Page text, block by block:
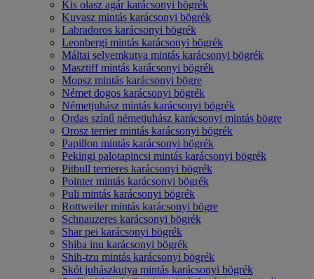
Kis olasz agár karácsonyi bögrék
Kuvasz mintás karácsonyi bögrék
Labradoros karácsonyi bögrék
Leonbergi mintás karácsonyi bögrék
Máltai selyemkutya mintás karácsonyi bögrék
Masztiff mintás karácsonyi bögrék
Mopsz mintás karácsonyi bögre
Német dogos karácsonyi bögrék
Németjuhász mintás karácsonyi bögrék
Ordas színű németjuhász karácsonyi mintás bögre
Orosz terrier mintás karácsonyi bögrék
Papillon mintás karácsonyi bögrék
Pekingi palotapincsi mintás karácsonyi bögrék
Pitbull terrieres karácsonyi bögrék
Pointer mintás karácsonyi bögrék
Puli mintás karácsonyi bögrék
Rottweiler mintás karácsonyi bögre
Schnauzeres karácsonyi bögrék
Shar pei karácsonyi bögrék
Shiba inu karácsonyi bögrék
Shih-tzu mintás karácsonyi bögrék
Skót juhászkutya mintás karácsonyi bögrék